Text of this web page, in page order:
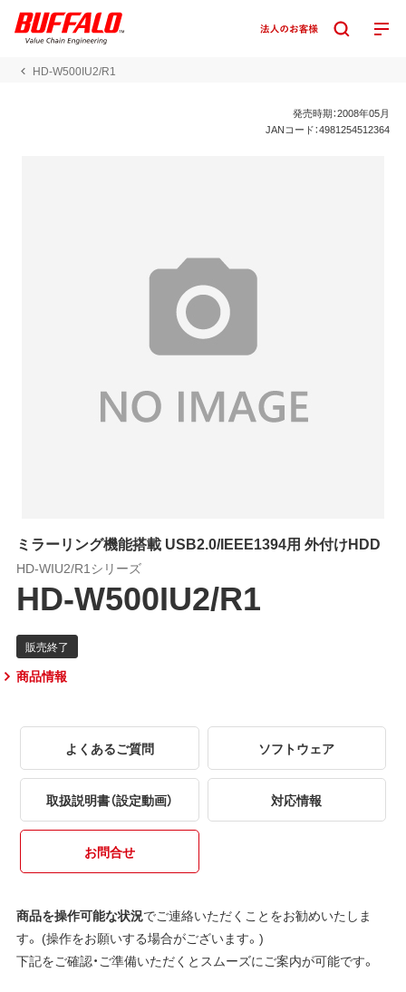
HD-W500IU2/R1
発売時期：2008年05月
JANコード：4981254512364
ミラーリング機能搭載 USB2.0/IEEE1394用 外付けHDD
HD-WIU2/R1シリーズ
HD-W500IU2/R1
商品情報
よくあるご質問 ソフトウェア
取扱説明書（設定動画） 対応情報
お問合せ
商品を操作可能な状況でご連絡いただくことをお勧めいたしま
す。 (操作をお願いする場合がございます。)
下記をご確認・ご準備いただくとスムーズにご案内が可能です。